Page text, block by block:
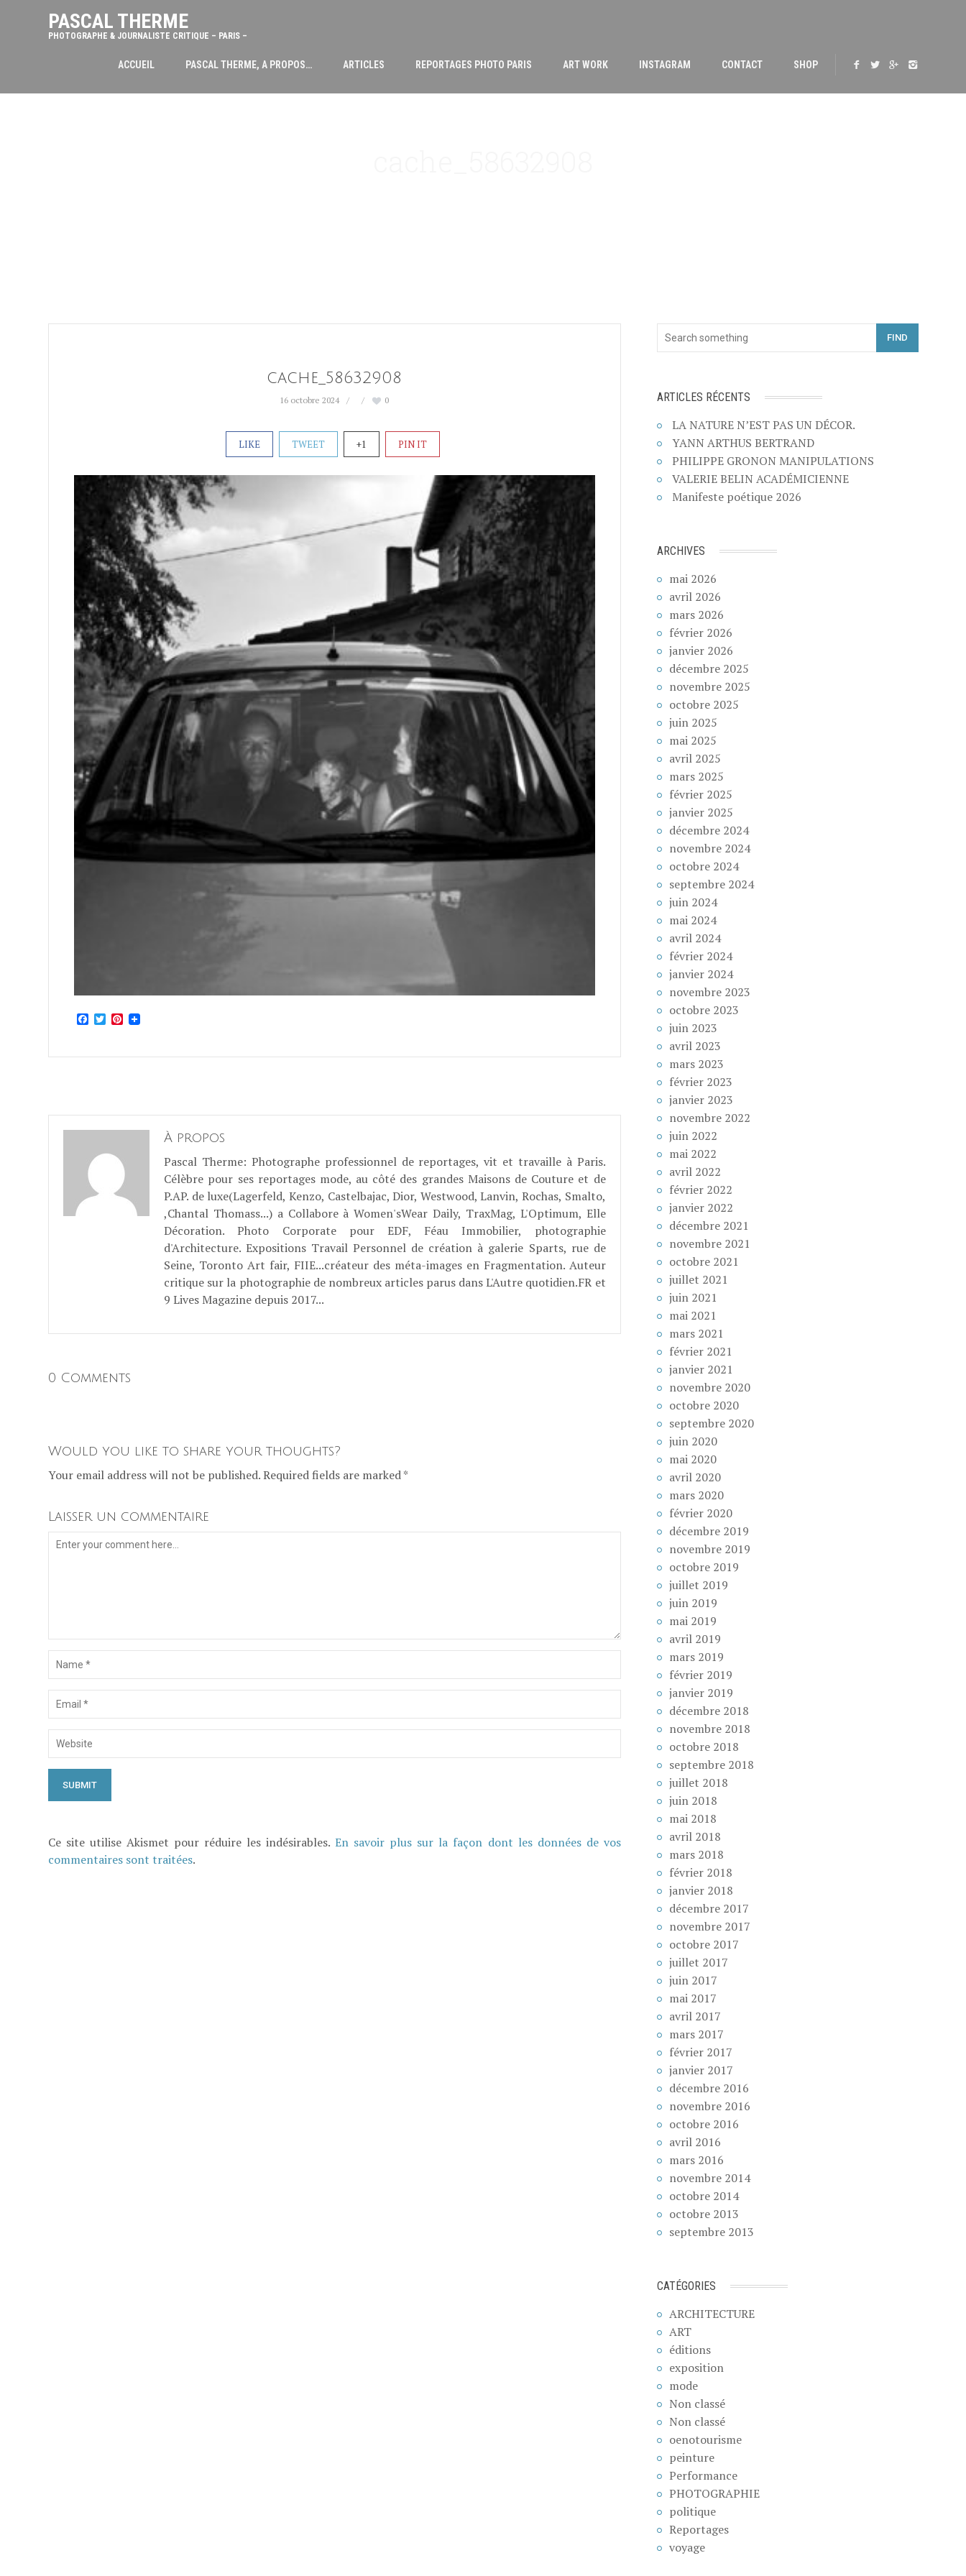
PASCAL THERME
PHOTOGRAPHE & JOURNALISTE CRITIQUE – PARIS –
ACCUEIL PASCAL THERME, A PROPOS… ARTICLES REPORTAGES PHOTO PARIS ART WORK INSTAGRAM CONTACT SHOP
cache_58632908
16 octobre 2024 0
LIKE TWEET +1 PIN IT
Facebook
TwitterPinterest
À propos
Pascal Therme: Photographe professionnel de reportages, vit et travaille à Paris.
Célèbre pour ses reportages mode, au côté des grandes Maisons de Couture et de
P.AP. de luxe(Lagerfeld, Kenzo, Castelbajac, Dior, Westwood, Lanvin, Rochas, Smalto,
,Chantal Thomass...) a Collabore à Women'sWear Daily, TraxMag, L'Optimum, Elle
Décoration. Photo Corporate pour EDF, Féau Immobilier, photographie
d'Architecture. Expositions Travail Personnel de création à galerie Sparts, rue de
Seine, Toronto Art fair, FIIE...créateur des méta-images en Fragmentation. Auteur
critique sur la photographie de nombreux articles parus dans L'Autre quotidien.FR et
9 Lives Magazine depuis 2017...
0 Comments
Would you like to share your thoughts?
Your email address will not be published. Required fields are marked *
Laisser un commentaire
Ce site utilise Akismet pour réduire les indésirables.En savoir plus sur la façon dont les données de vos
commentaires sont traitées.
FIND
ARTICLES RÉCENTS
LA NATURE N’EST PAS UN DÉCOR.
YANN ARTHUS BERTRAND
PHILIPPE GRONON MANIPULATIONS
VALERIE BELIN ACADÉMICIENNE
Manifeste poétique 2026
ARCHIVES
mai 2026
avril 2026
mars 2026
février 2026
janvier 2026
décembre 2025
novembre 2025
octobre 2025
juin 2025
mai 2025
avril 2025
mars 2025
février 2025
janvier 2025
décembre 2024
novembre 2024
octobre 2024
septembre 2024
juin 2024
mai 2024
avril 2024
février 2024
janvier 2024
novembre 2023
octobre 2023
juin 2023
avril 2023
mars 2023
février 2023
janvier 2023
novembre 2022
juin 2022
mai 2022
avril 2022
février 2022
janvier 2022
décembre 2021
novembre 2021
octobre 2021
juillet 2021
juin 2021
mai 2021
mars 2021
février 2021
janvier 2021
novembre 2020
octobre 2020
septembre 2020
juin 2020
mai 2020
avril 2020
mars 2020
février 2020
décembre 2019
novembre 2019
octobre 2019
juillet 2019
juin 2019
mai 2019
avril 2019
mars 2019
février 2019
janvier 2019
décembre 2018
novembre 2018
octobre 2018
septembre 2018
juillet 2018
juin 2018
mai 2018
avril 2018
mars 2018
février 2018
janvier 2018
décembre 2017
novembre 2017
octobre 2017
juillet 2017
juin 2017
mai 2017
avril 2017
mars 2017
février 2017
janvier 2017
décembre 2016
novembre 2016
octobre 2016
avril 2016
mars 2016
novembre 2014
octobre 2014
octobre 2013
septembre 2013
CATÉGORIES
ARCHITECTURE
ART
éditions
exposition
mode
Non classé
Non classé
oenotourisme
peinture
Performance
PHOTOGRAPHIE
politique
Reportages
voyage